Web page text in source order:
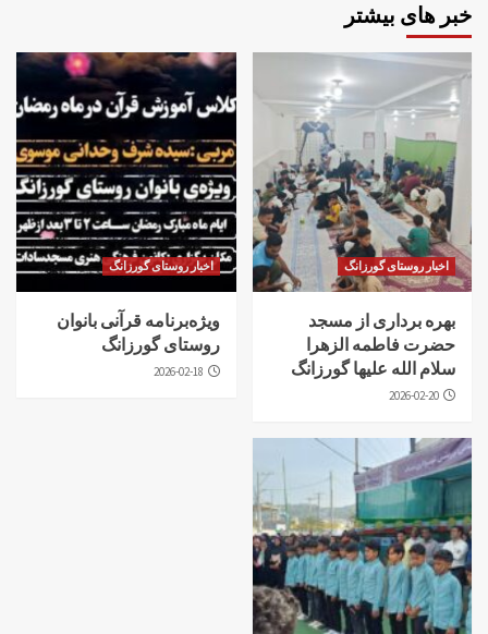
خبر های بیشتر
اخبار روستای گورزانگ
بهره برداری از مسجد
حضرت فاطمه الزهرا
سلام الله علیها گورزانگ
2026-02-20
اخبار روستای گورزانگ
ویژه‌برنامه قرآنی بانوان
روستای گورزانگ
2026-02-18